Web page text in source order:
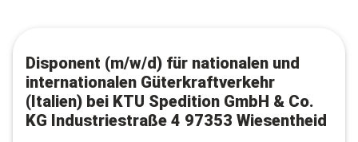
Disponent (m/w/d) für nationalen und
internationalen Güterkraftverkehr
(Italien) bei KTU Spedition GmbH & Co.
KG Industriestraße 4 97353 Wiesentheid